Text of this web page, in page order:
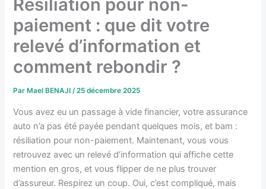
Résiliation pour non-
paiement : que dit votre
relevé d’information et
comment rebondir ?
Par Mael BENAJI/25 décembre 2025
Vous avez eu un passage à vide financier, votre assurance
auto n’a pas été payée pendant quelques mois, et bam :
résiliation pour non-paiement. Maintenant, vous vous
retrouvez avec un relevé d’information qui affiche cette
mention en gros, et vous flipper de ne plus trouver
d’assureur. Respirez un coup. Oui, c’est compliqué, mais